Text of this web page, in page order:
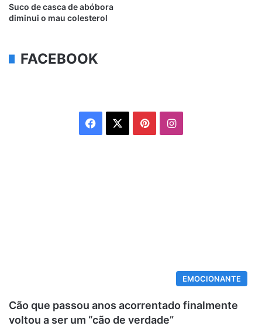
Suco de casca de abóbora
diminui o mau colesterol
FACEBOOK
Facebook PinterestInstagram
EMOCIONANTE
Cão que passou anos acorrentado finalmente
voltou a ser um “cão de verdade”